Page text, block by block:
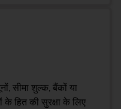
सीमा शुल्क, बैंकों या
के हित की सुरक्षा के लिए